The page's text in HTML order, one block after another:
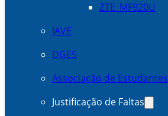
ZTE_MF920U
IAVE
DGES
Associação de Estudantes
Justificação de Faltas